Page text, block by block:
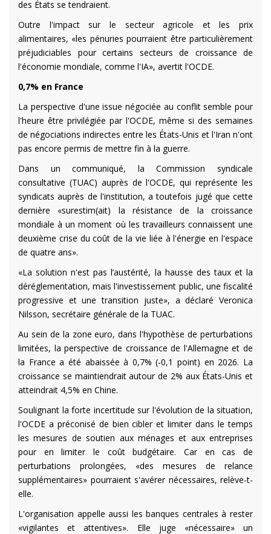
des États se tendraient.
Outre l'impact sur le secteur agricole et les prix
alimentaires, «les pénuries pourraient être particulièrement
préjudiciables pour certains secteurs de croissance de
l'économie mondiale, comme l'IA», avertit l'OCDE.
0,7% en France
La perspective d'une issue négociée au conflit semble pour
l'heure être privilégiée par l'OCDE, même si des semaines
de négociations indirectes entre les États-Unis et l'Iran n'ont
pas encore permis de mettre fin à la guerre.
Dans un communiqué, la Commission syndicale
consultative (TUAC) auprès de l'OCDE, qui représente les
syndicats auprès de l'institution, a toutefois jugé que cette
dernière «surestim(ait) la résistance de la croissance
mondiale à un moment où les travailleurs connaissent une
deuxième crise du coût de la vie liée à l'énergie en l'espace
de quatre ans».
«La solution n'est pas l’austérité, la hausse des taux et la
déréglementation, mais l'investissement public, une fiscalité
progressive et une transition juste», a déclaré Veronica
Nilsson, secrétaire générale de la TUAC.
Au sein de la zone euro, dans l'hypothèse de perturbations
limitées, la perspective de croissance de l'Allemagne et de
la France a été abaissée à 0,7% (-0,1 point) en 2026. La
croissance se maintiendrait autour de 2% aux États-Unis et
atteindrait 4,5% en Chine.
Soulignant la forte incertitude sur l'évolution de la situation,
l'OCDE a préconisé de bien cibler et limiter dans le temps
les mesures de soutien aux ménages et aux entreprises
pour en limiter le coût budgétaire. Car en cas de
perturbations prolongées, «des mesures de relance
supplémentaires» pourraient s'avérer nécessaires, relève-t-
elle.
L'organisation appelle aussi les banques centrales à rester
«vigilantes et attentives». Elle juge «nécessaire» un